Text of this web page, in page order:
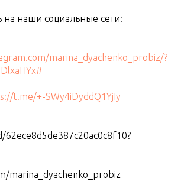
на наши социальные сети:
marina_dyachenko_probiz/?
t.me/+-SWy4iDyddQ1YjIy
marina_dyachenko_probiz